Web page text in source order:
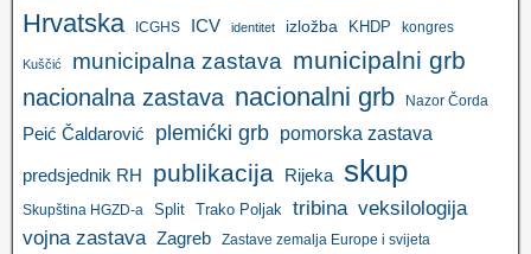
Hrvatska ICGHS ICV identitet izložba KHDP kongres
Kuščić municipalna zastava municipalni grb
nacionalna zastava nacionalni grb Nazor Čorda
Peić Čaldarović plemićki grb pomorska zastava
predsjednik RH publikacija Rijeka skup
Skupština HGZD-a Split Trako Poljak tribina veksilologija
vojna zastava Zagreb Zastave zemalja Europe i svijeta